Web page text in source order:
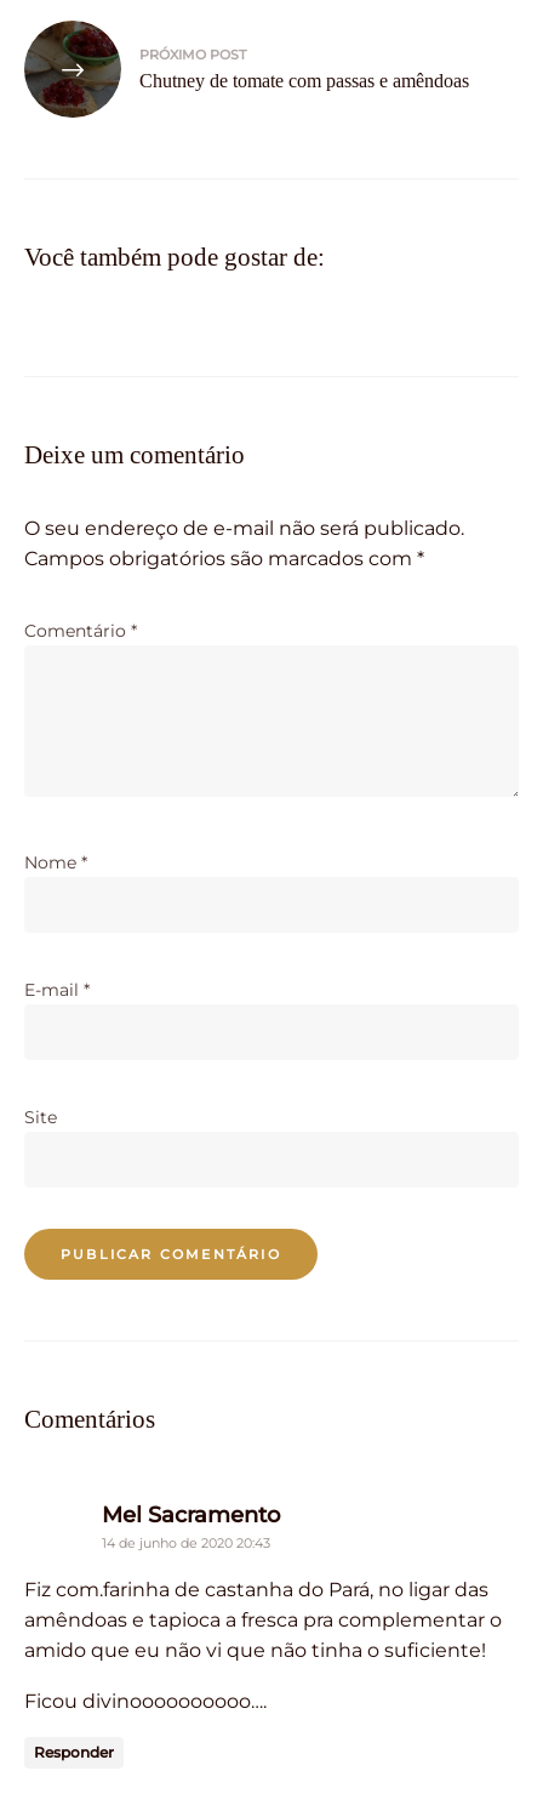
PRÓXIMO POST
Chutney de tomate com passas e amêndoas
Você também pode gostar de:
Deixe um comentário
O seu endereço de e-mail não será publicado.
Campos obrigatórios são marcados com *
Comentário *
Nome *
E-mail *
Site
Comentários
Mel Sacramentosays:
14 de junho de 2020 20:43
Fiz com.farinha de castanha do Pará, no ligar das
amêndoas e tapioca a fresca pra complementar o
amido que eu não vi que não tinha o suficiente!
Ficou divinoooooooooo….
Responder